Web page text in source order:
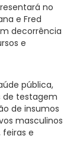
no
e Fred
decorrência
e
pública,
de testagem
de insumos
masculinos
e